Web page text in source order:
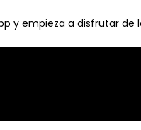
y empieza a disfrutar de